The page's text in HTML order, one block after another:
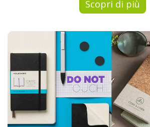
Scopri di più